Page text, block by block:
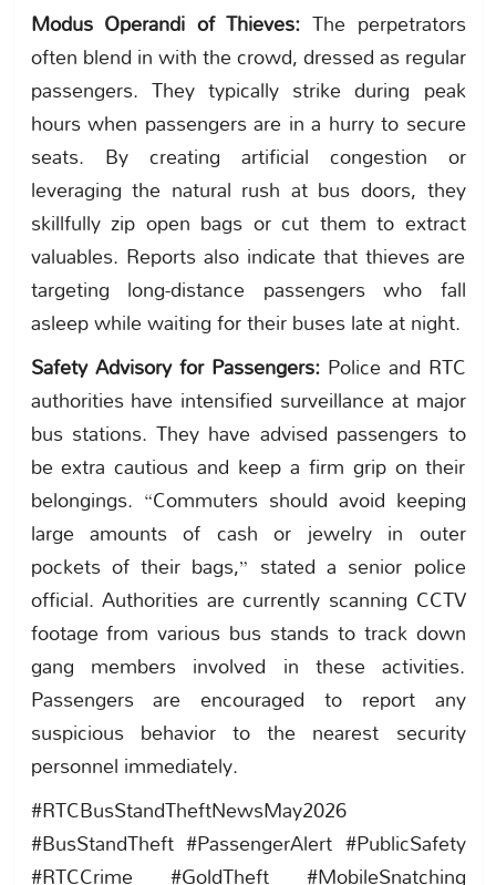
Modus Operandi of Thieves: The perpetrators
often blend in with the crowd, dressed as regular
passengers. They typically strike during peak
hours when passengers are in a hurry to secure
seats. By creating artificial congestion or
leveraging the natural rush at bus doors, they
skillfully zip open bags or cut them to extract
valuables. Reports also indicate that thieves are
targeting long-distance passengers who fall
asleep while waiting for their buses late at night.
Safety Advisory for Passengers:Police and RTC
authorities have intensified surveillance at major
bus stations. They have advised passengers to
be extra cautious and keep a firm grip on their
belongings. “Commuters should avoid keeping
large amounts of cash or jewelry in outer
pockets of their bags,” stated a senior police
official. Authorities are currently scanning CCTV
footage from various bus stands to track down
gang members involved in these activities.
Passengers are encouraged to report any
suspicious behavior to the nearest security
personnel immediately.
#RTCBusStandTheftNewsMay2026
#BusStandTheft #PassengerAlert #PublicSafety
#RTCCrime #GoldTheft #MobileSnatching